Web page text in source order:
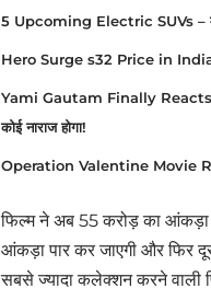
5 Upcoming Electric SUVs –
Hero Surge s32 Price in India:
Yami Gautam Finally Reacts:
कोई नाराज होगा!
Operation Valentine Movie
फिल्म ने अब 55 करोड़ का आंकड़ा
आंकड़ा पार कर जाएगी और फिर
सबसे ज्यादा कलेक्शन करने